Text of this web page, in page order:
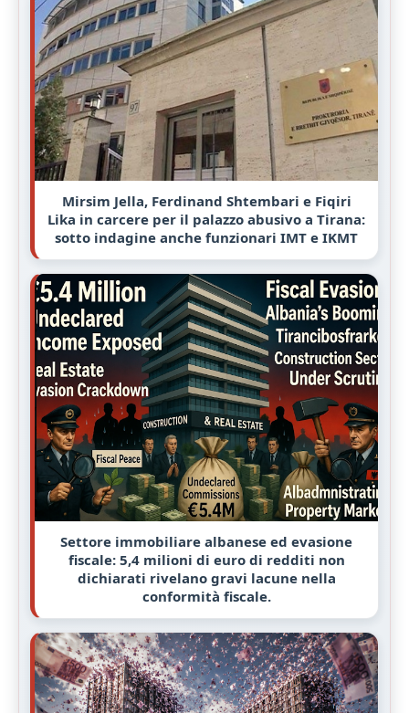
Mirsim Jella, Ferdinand Shtembari e Fiqiri
Lika in carcere per il palazzo abusivo a Tirana:
sotto indagine anche funzionari IMT e IKMT
Settore immobiliare albanese ed evasione
fiscale: 5,4 milioni di euro di redditi non
dichiarati rivelano gravi lacune nella
conformità fiscale.